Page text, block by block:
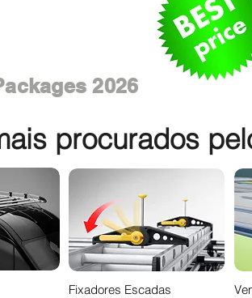
2026
procurados
Fixadores Escadas